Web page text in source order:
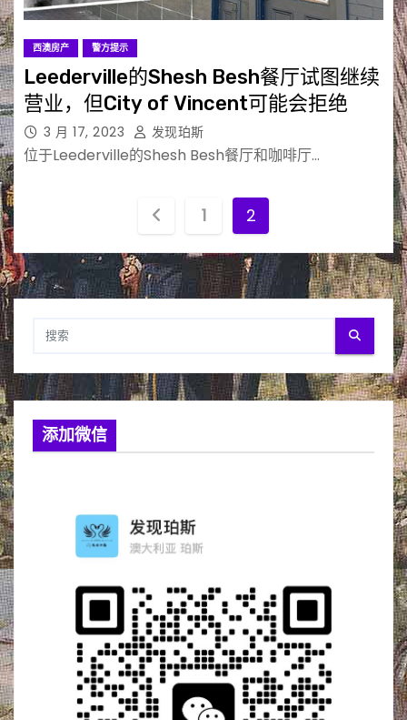
西澳房产 警方提示
Leederville的Shesh Besh餐厅试图继续
营业，但City of Vincent可能会拒绝
3 月 17, 2023 发现珀斯
位于Leederville的Shesh Besh餐厅和咖啡厅…
文
章
分
1 2
添加微信